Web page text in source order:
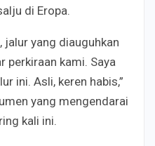
di Eropa.
jalur yang diauguhkan
perkiraan kami. Saya
ini. Asli, keren habis,”
yang mengendarai
kali ini.